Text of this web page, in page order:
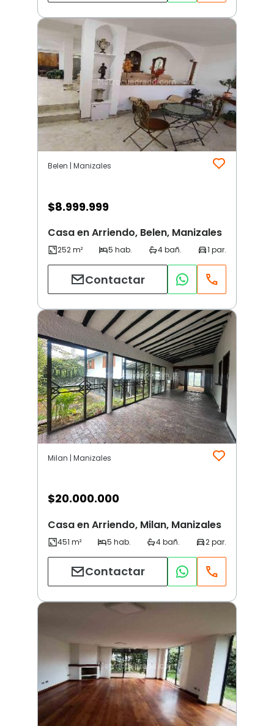
Belen | Manizales
$8.999.999
Casa en Arriendo, Belen, Manizales
Contactar
Milan | Manizales
$20.000.000
Casa en Arriendo, Milan, Manizales
Contactar